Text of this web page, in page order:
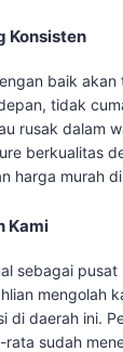
Konsisten
baik
tidak
rusak dalam
berkualitas
harga murah
Kami
sebagai pusat
mengolah
di daerah ini.
sudah